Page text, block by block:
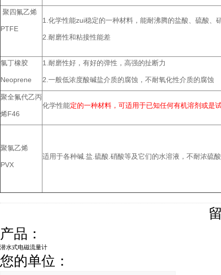
聚四氟乙烯
PTFE
1.化学性能zui稳定的一种材料，能耐沸腾的盐酸、硫酸、
2.耐磨性和粘接性能差
氯丁橡胶
Neoprene
1.耐磨性好，有好的弹性，高强的扯断力
2.一般低浓度酸碱盐介质的腐蚀，不耐氧化性介质的腐蚀
聚全氟代乙丙
烯F46
化学性能定的一种材料，可适用于已知任何有机溶剂或是
聚氯乙烯
PVX
适用于各种碱.盐.硫酸.硝酸等及它们的水溶液，不耐浓硫
产品：
您的单位：